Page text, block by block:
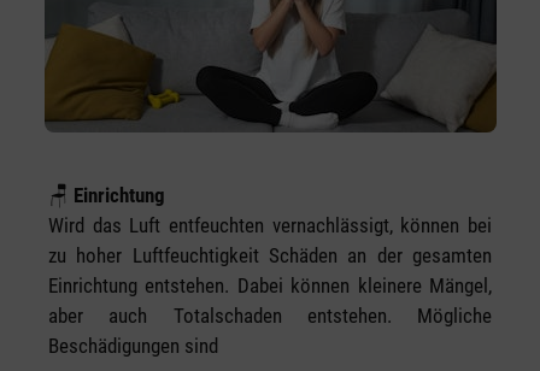
🪑 Einrichtung
Wird das Luft entfeuchten vernachlässigt, können bei
zu hoher Luftfeuchtigkeit Schäden an der gesamten
Einrichtung entstehen. Dabei können kleinere Mängel,
aber auch Totalschaden entstehen. Mögliche
Beschädigungen sind